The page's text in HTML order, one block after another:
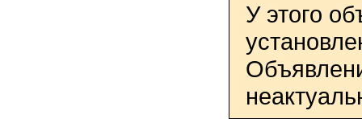
У этого